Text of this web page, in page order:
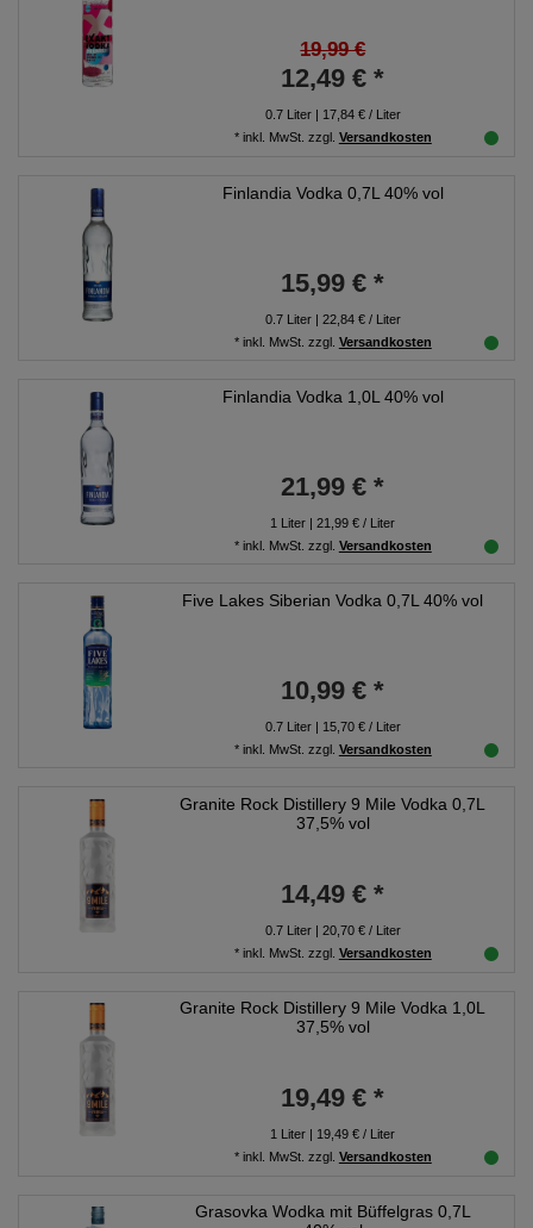
19,99 €
12,49 € *
0.7Liter| 17,84 € / Liter
* inkl. MwSt. zzgl. Versandkosten
Finlandia Vodka 0,7L 40% vol
15,99 € *
0.7Liter| 22,84 € / Liter
* inkl. MwSt. zzgl. Versandkosten
Finlandia Vodka 1,0L 40% vol
21,99 € *
1 Liter | 21,99 € / Liter
* inkl. MwSt. zzgl. Versandkosten
Five Lakes Siberian Vodka 0,7L 40% vol
10,99 € *
0.7Liter| 15,70 € / Liter
* inkl. MwSt. zzgl. Versandkosten
Granite Rock Distillery 9 Mile Vodka 0,7L
37,5% vol
14,49 € *
0.7Liter| 20,70 € / Liter
* inkl. MwSt. zzgl. Versandkosten
Granite Rock Distillery 9 Mile Vodka 1,0L
37,5% vol
19,49 € *
1 Liter | 19,49 € / Liter
* inkl. MwSt. zzgl. Versandkosten
Grasovka Wodka mit Büffelgras 0,7L